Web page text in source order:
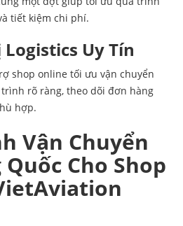
tiết kiệm chi phí.
Uy Tín
shop online tối ưu vận chuyển
rõ ràng, theo dõi đơn hàng
hợp.
Vận Chuyển
Cho Shop